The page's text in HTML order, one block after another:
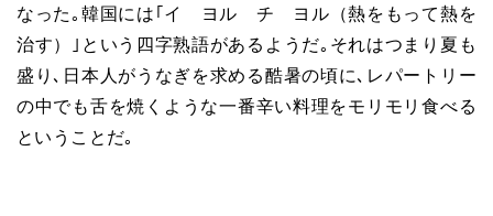
なった｡韓国には｢イ ヨル チ ヨル（熱をもって熱を
治す）｣という四字熟語があるようだ｡それはつまり夏も
盛り､日本人がうなぎを求める酷暑の頃に､レパートリー
の中でも舌を焼くような一番辛い料理をモリモリ食べる
ということだ｡